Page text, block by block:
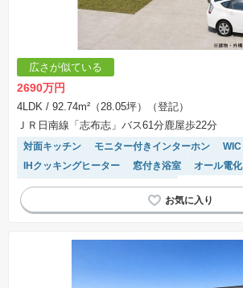
広さが似ている
2690万円
4LDK / 92.74m²（28.05坪）（登記）
ＪＲ日南線「志布志」バス61分鹿屋歩22分
対面キッチン モニター付きインターホン WIC
IHクッキングヒーター
窓付き浴室 オール電化
温水洗浄便座
システムキッチン